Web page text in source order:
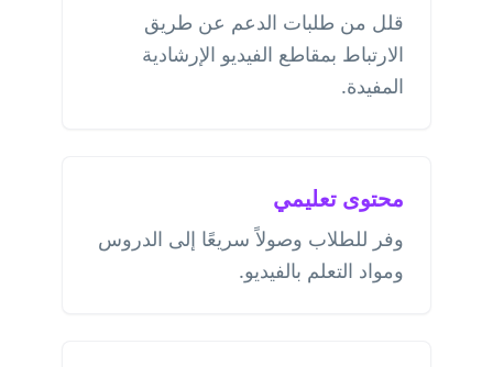
قلل من طلبات الدعم عن طريق
الارتباط بمقاطع الفيديو الإرشادية
المفيدة.
محتوى تعليمي
وفر للطلاب وصولاً سريعًا إلى الدروس
ومواد التعلم بالفيديو.